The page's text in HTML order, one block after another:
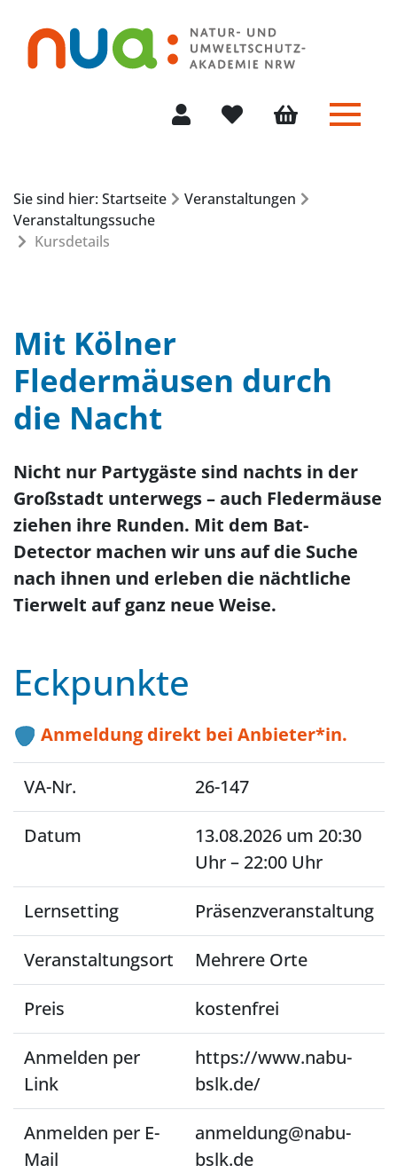
Menü
Sie sind hier: Startseite
Veranstaltungen
Veranstaltungssuche
Kursdetails
Mit Kölner
Fledermäusen durch
die Nacht
Nicht nur Partygäste sind nachts in der
Großstadt unterwegs – auch Fledermäuse
ziehen ihre Runden. Mit dem Bat-
Detector machen wir uns auf die Suche
nach ihnen und erleben die nächtliche
Tierwelt auf ganz neue Weise.
Eckpunkte
Anmeldung direkt bei Anbieter*in.
VA-Nr. 26-147
Datum
13.08.2026 um 20:30
Uhr – 22:00 Uhr
Lernsetting Präsenzveranstaltung
Veranstaltungsort Mehrere Orte
Preis kostenfrei
Anmelden per
Link
https://www.nabu-
bslk.de/
Anmelden per E-
Mail
anmeldung@nabu-
bslk.de